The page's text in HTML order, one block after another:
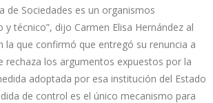
de Sociedades es un organismos
técnico”, dijo Carmen Elisa Hernández al
la que confirmó que entregó su renuncia a
rechaza los argumentos expuestos por la
adoptada por esa institución del Estado
de control es el único mecanismo para